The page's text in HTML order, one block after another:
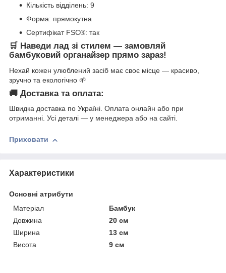
Кількість відділень: 9
Форма: прямокутна
Сертифікат FSC®: так
🛒 Наведи лад зі стилем — замовляй
бамбуковий органайзер прямо зараз!
Нехай кожен улюблений засіб має своє місце — красиво,
зручно та екологічно 🌱
🚚 Доставка та оплата:
Швидка доставка по Україні. Оплата онлайн або при
отриманні. Усі деталі — у менеджера або на сайті.
Приховати
Характеристики
Основні атрибути
Матеріал
Бамбук
Довжина
20 см
Ширина
13 см
Висота
9 см